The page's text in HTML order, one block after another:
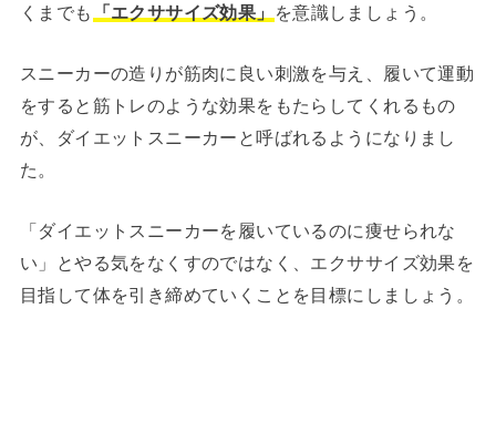
くまでも
「エクササイズ効果」 を意識しましょう。
スニーカーの造りが筋肉に良い刺激を与え、履いて運動
をすると筋トレのような効果をもたらしてくれるもの
が、ダイエットスニーカーと呼ばれるようになりまし
た。
「ダイエットスニーカーを履いているのに痩せられな
い」とやる気をなくすのではなく、エクササイズ効果を
目指して体を引き締めていくことを目標にしましょう。